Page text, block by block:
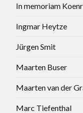
In memoriam
Ingmar Heytze
Jürgen Smit
Maarten Buser
Maarten van der
Marc Tiefenthal